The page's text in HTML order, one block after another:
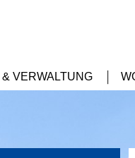
& VERWALTUNG